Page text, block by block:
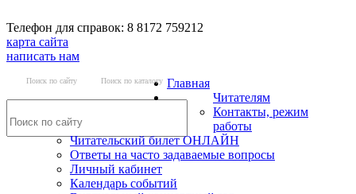
Телефон для справок: 8 8172 759212
карта сайта
написать нам
Поиск по сайту Поиск по каталогу Главная
Читателям
Контакты, режим
работы
Читательский билет ОНЛАЙН
Ответы на часто задаваемые вопросы
Личный кабинет
Календарь событий